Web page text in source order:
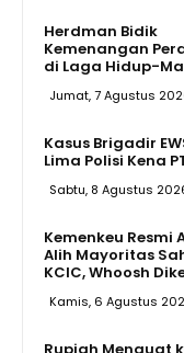
Herdman Bidik
Kemenangan
di Laga Hidup-
Jumat, 7 Agustus
Kasus Brigadir
Lima Polisi Kena
Sabtu, 8 Agustus
Kemenkeu Resmi
Alih Mayoritas
KCIC, Whoosh
Kamis, 6 Agustus